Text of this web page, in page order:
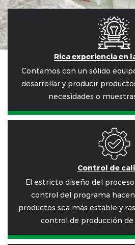
Rica experiencia en
Contamos con un sólido
desarrollar y producir
necesidades o
Control de
El estricto diseño del
control del programa
productos sea más estable y
control de producción